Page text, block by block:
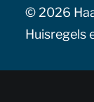
© 2026
Huisregels